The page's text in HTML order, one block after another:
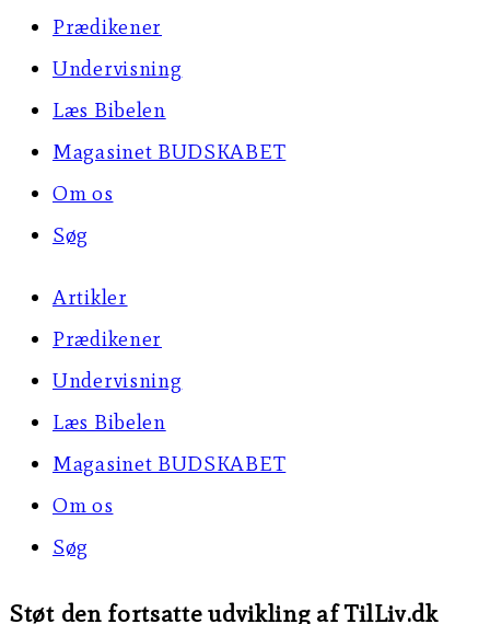
Prædikener
Undervisning
Læs Bibelen
Magasinet BUDSKABET
Om os
Søg
Artikler
Prædikener
Undervisning
Læs Bibelen
Magasinet BUDSKABET
Om os
Søg
Støt den fortsatte udvikling af TilLiv.dk